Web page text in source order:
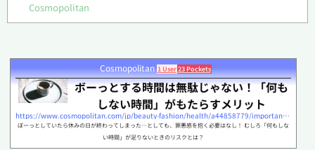
Cosmopolitan
Cosmopolitan 1 User23 Pockets
ボーっとする時間は無駄じゃない！「何も
しない時間」がもたらすメリット
https://www.cosmopolitan.com/jp/beauty-fashion/health/a44858779/importance-of-spending-time-doing-nothing/
ぼーっとしていたら休みの日が終わってしまった…としても、罪悪感を抱く必要はなし！ むしろ「何もしな
い時間」が足りないときのリスクとは？